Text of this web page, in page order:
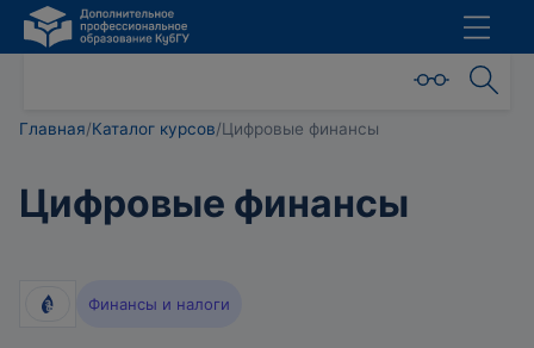
Главная/Каталог курсов/Цифровые финансы
Цифровые финансы
Финансы и налоги